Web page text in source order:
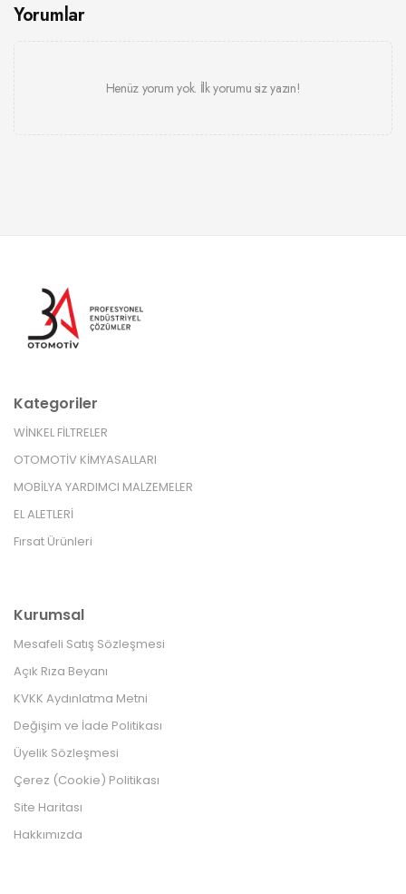
Yorumlar
Henüz yorum yok. İlk yorumu siz yazın!
Kategoriler
WİNKEL FİLTRELER
OTOMOTİV KİMYASALLARI
MOBİLYA YARDIMCI MALZEMELER
EL ALETLERİ
Fırsat Ürünleri
Kurumsal
Mesafeli Satış Sözleşmesi
Açık Rıza Beyanı
KVKK Aydınlatma Metni
Değişim ve İade Politikası
Üyelik Sözleşmesi
Çerez (Cookie) Politikası
Site Haritası
Hakkımızda